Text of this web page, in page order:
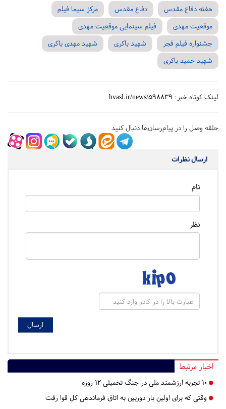
هفته دفاع مقدس
دفاع مقدس
مرکز سیما فیلم
موقعیت مهدی
فیلم سینمایی موقعیت مهدی
جشنواره فیلم فجر
شهید باکری
شهید مهدی باکری
شهید حمید باکری
لینک کوتاه خبر: hvasl.ir/news/598839
حلقه وصل را در پیام‌رسان‌ها دنبال کنید
ارسال نظرات
نام
نظر
اخبار مرتبط
۱۰ تجربه ارزشمند ملی در جنگ تحمیلی ۱۲ روزه
وقتی که برای اولین بار دوربین به اتاق فرماندهی کل قوا رفت